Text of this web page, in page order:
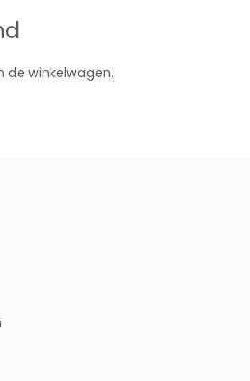
de winkelwagen.